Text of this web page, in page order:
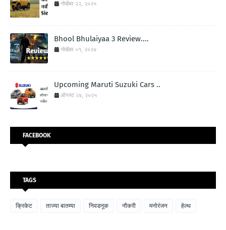
नोव्हेंबर २२, २०२५
Bhool Bhulaiyaa 3 Review....
नोव्हेंबर ०१, २०२४
Upcoming Maruti Suzuki Cars ..
ऑगस्ट २४, २०२५
FACEBOOK
TAGS
क्रिकेट ताज्या बातम्या निवडनूक नौकरी मनोरंजन हेल्थ